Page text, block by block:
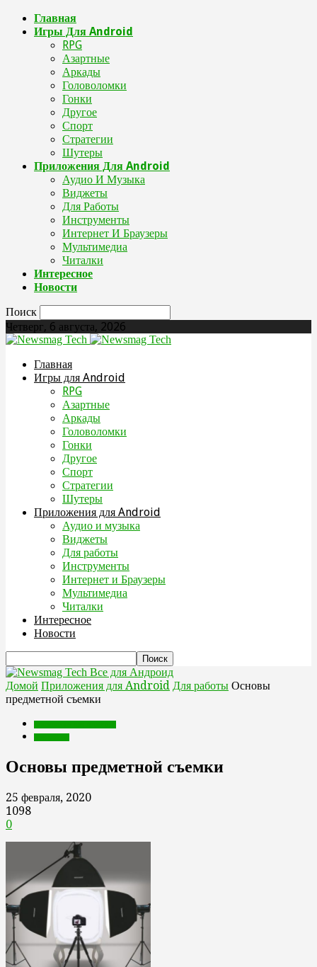
Главная
Игры Для Android
RPG
Азартные
Аркады
Головоломки
Гонки
Другое
Спорт
Стратегии
Шутеры
Приложения Для Android
Аудио И Музыка
Виджеты
Для Работы
Инструменты
Интернет И Браузеры
Мультимедиа
Читалки
Интересное
Новости
Поиск
Четверг, 6 августа, 2026
Главная
Игры для Android
RPG
Азартные
Аркады
Головоломки
Гонки
Другое
Спорт
Стратегии
Шутеры
Приложения для Android
Аудио и музыка
Виджеты
Для работы
Инструменты
Интернет и Браузеры
Мультимедиа
Читалки
Интересное
Новости
Все для Андроид
Домой Приложения для Android Для работы Основы
предметной съемки
Основы предметной съемки
25 февраля, 2020
1098
0